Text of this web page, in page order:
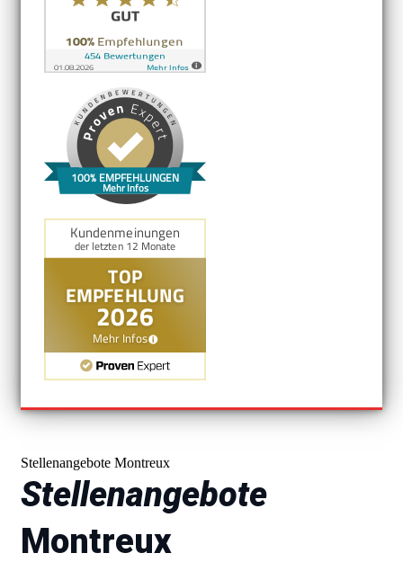
100% EMPFEHLUNGEN
Mehr Infos
Stellenangebote Montreux
Stellenangebote
Montreux